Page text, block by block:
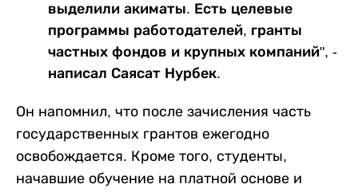
выделили акиматы. Есть целевые
программы работодателей, гранты
частных фондов и крупных компаний", -
написал Саясат Нурбек.
Он напомнил, что после зачисления часть
государственных грантов ежегодно
освобождается. Кроме того, студенты,
начавшие обучение на платной основе и